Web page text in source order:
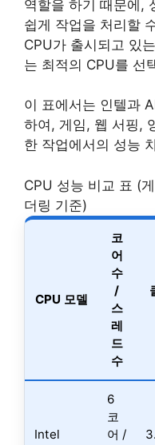
역할을 하기 때문에,
쉽게 작업을 처리할
CPU가 출시되고 있
는 최적의 CPU를 선
이 표에서는 인텔과
하여, 게임, 웹 서핑,
한 작업에서의 성능
CPU 성능 비교 표 (
더링 기준)
CPU 모델
코
어
수
/
스
레
드
수
Intel
6
코
어 /